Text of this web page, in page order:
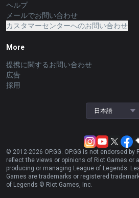
ヘルプ
メールでお問い合わせ
カスタマーセンターへのお問い合わせ
More
提携に関するお問い合わせ
広告
採用
日本語
© 2012-2026 OP.GG. OP.GG is not endorsed
reflect the views or opinions of Riot Games or
producing or managing League of Legends.
Games are trademarks or registered
of Legends © Riot Games, Inc.